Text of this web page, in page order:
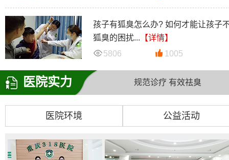
孩子有狐臭怎么办? 如何才能让孩子
狐臭的困扰... 【详情】
5806
1005
医院实力 规范诊疗 有效祛臭
医院环境 公益活动